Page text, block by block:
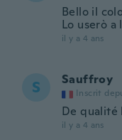
Bello il
Lo userò a
il y a 4 ans
S Sauffroy
Inscrit
De qualité
il y a 4 ans